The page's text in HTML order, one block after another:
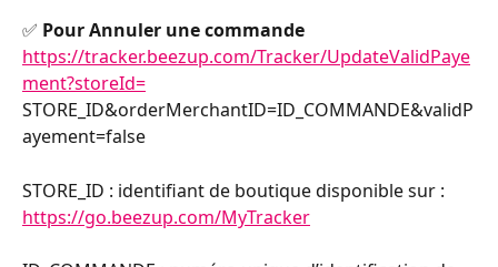
✅ Pour Annuler une commande
https://tracker.beezup.com/Tracker/UpdateValidPaye
ment?storeId=
STORE_ID&orderMerchantID=ID_COMMANDE&validP
ayement=false
STORE_ID : identifiant de boutique disponible sur :
https://go.beezup.com/MyTracker